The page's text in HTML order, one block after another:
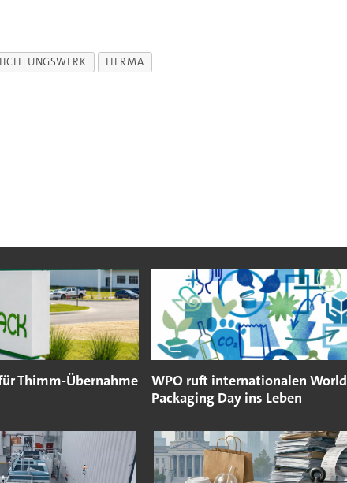
HERMA
Thimm-Übernahme
WPO ruft internationalen World
Packaging Day ins Leben